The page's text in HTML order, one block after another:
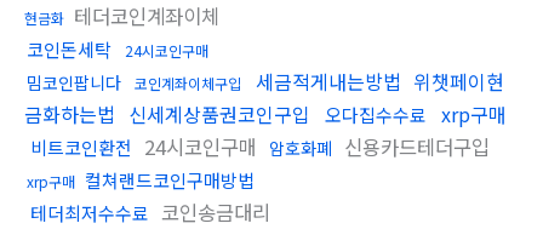
현금화 테더코인계좌이체
코인돈세탁 24시코인구매
밈코인팝니다 코인계좌이체구입 세금적게내는방법 위챗페이현
금화하는법 신세계상품권코인구입 오다집수수료 xrp구매
비트코인환전 24시코인구매 암호화폐 신용카드테더구입
xrp구매 컬쳐랜드코인구매방법
테더최저수수료 코인송금대리